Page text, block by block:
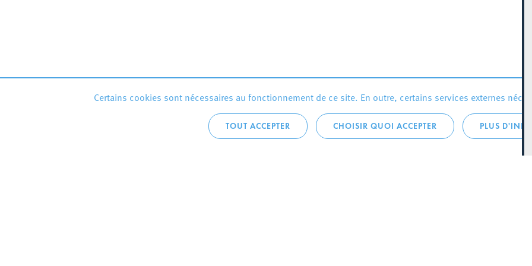
Certains cookies sont nécessaires au fonctionnement de ce site. En outre, certains services externes
TOUT ACCEPTER CHOISIR QUOI ACCEPTER PLUS